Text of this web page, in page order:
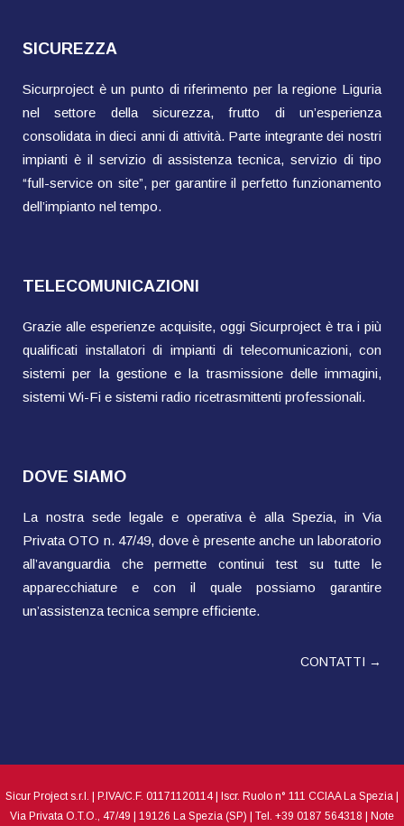
SICUREZZA
Sicurproject è un punto di riferimento per la regione Liguria
nel settore della sicurezza, frutto di un’esperienza
consolidata in dieci anni di attività. Parte integrante dei nostri
impianti è il servizio di assistenza tecnica, servizio di tipo
“full-service on site”, per garantire il perfetto funzionamento
dell’impianto nel tempo.
TELECOMUNICAZIONI
Grazie alle esperienze acquisite, oggi Sicurproject è tra i più
qualificati installatori di impianti di telecomunicazioni, con
sistemi per la gestione e la trasmissione delle immagini,
sistemi Wi-Fi e sistemi radio ricetrasmittenti professionali.
DOVE SIAMO
La nostra sede legale e operativa è alla Spezia, in Via
Privata OTO n. 47/49, dove è presente anche un laboratorio
all’avanguardia che permette continui test su tutte le
apparecchiature e con il quale possiamo garantire
un’assistenza tecnica sempre efficiente.
CONTATTI →
Sicur Project s.r.l. | P.IVA/C.F. 01171120114 | Iscr. Ruolo n° 111 CCIAA La Spezia |
Via Privata O.T.O., 47/49 | 19126 La Spezia (SP) | Tel. +39 0187 564318 |
Note